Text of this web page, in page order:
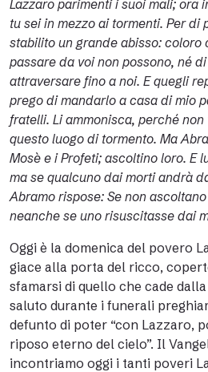
Lazzaro parimenti i suoi mali; ora
tu sei in mezzo ai tormenti. Per di
stabilito un grande abisso: coloro
passare da voi non possono, né
attraversare fino a noi. E quegli
prego di mandarlo a casa di mio
fratelli. Li ammonisca, perché non
questo luogo di tormento. Ma
Mosè e i Profeti; ascoltino loro. E
ma se qualcuno dai morti andrà
Abramo rispose: Se non
neanche se uno risuscitasse dai
Oggi è la domenica del povero
giace alla porta del ricco,
sfamarsi di quello che cade
saluto durante i funerali
defunto di poter “con Lazzaro,
riposo eterno del cielo”. Il
incontriamo oggi i tanti poveri